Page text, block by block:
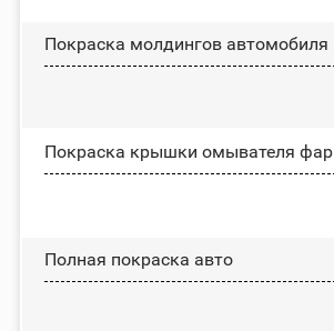
Покраска молдингов автомобиля
Покраска крышки омывателя фар
Полная покраска авто